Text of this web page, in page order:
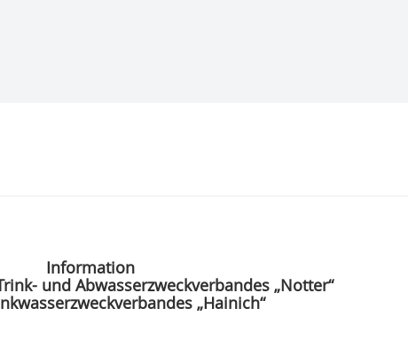
Information
und Abwasserzweckverbandes „Notter“
„Hainich“